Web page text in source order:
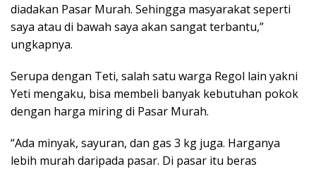
diadakan Pasar Murah. Sehingga masyarakat seperti
saya atau di bawah saya akan sangat terbantu,”
ungkapnya.
Serupa dengan Teti, salah satu warga Regol lain yakni
Yeti mengaku, bisa membeli banyak kebutuhan pokok
dengan harga miring di Pasar Murah.
“Ada minyak, sayuran, dan gas 3 kg juga. Harganya
lebih murah daripada pasar. Di pasar itu beras